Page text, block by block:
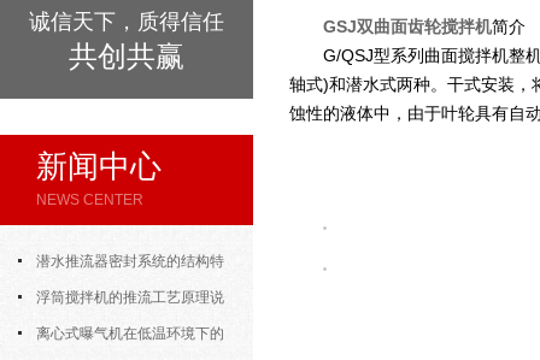
诚信天下，质得信任
共创共赢
新闻中心
NEWS CENTER
潜水推流器密封系统的结构特
点与渗漏故障处理
浮筒搅拌机的推流工艺原理说
明 离心式曝气机在低温环境下的
GSJ双曲面齿轮搅拌机简介
G/QSJ型系列曲面搅拌机整机
轴式)和潜水式两种。干式安装
蚀性的液体中，由于叶轮具有自